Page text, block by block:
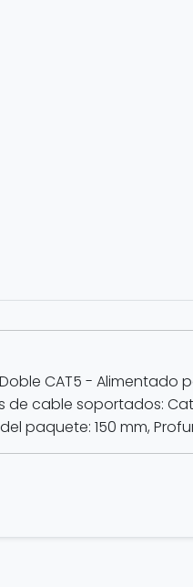
CAT5 - Alimentado
de cable soportados:
paquete: 150 mm,